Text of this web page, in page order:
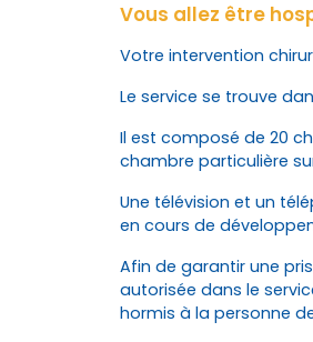
Vous allez être
Votre intervention
Le service se trouve
Il est composé de 20
chambre particulière
Une télévision et un
en cours de
Afin de garantir une
autorisée dans le
hormis à la personne